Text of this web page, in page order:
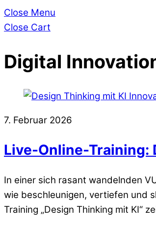
Close Menu
Close Cart
Digital
7. Februar 2026
Live-Online-Training:
In einer sich rasant wandelnden
wie beschleunigen, vertiefen und
Training „Design Thinking mit KI“